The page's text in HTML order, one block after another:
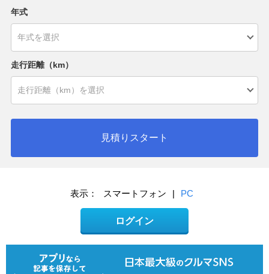
年式
走行距離（km）
見積りスタート
表示： スマートフォン PC
ログイン